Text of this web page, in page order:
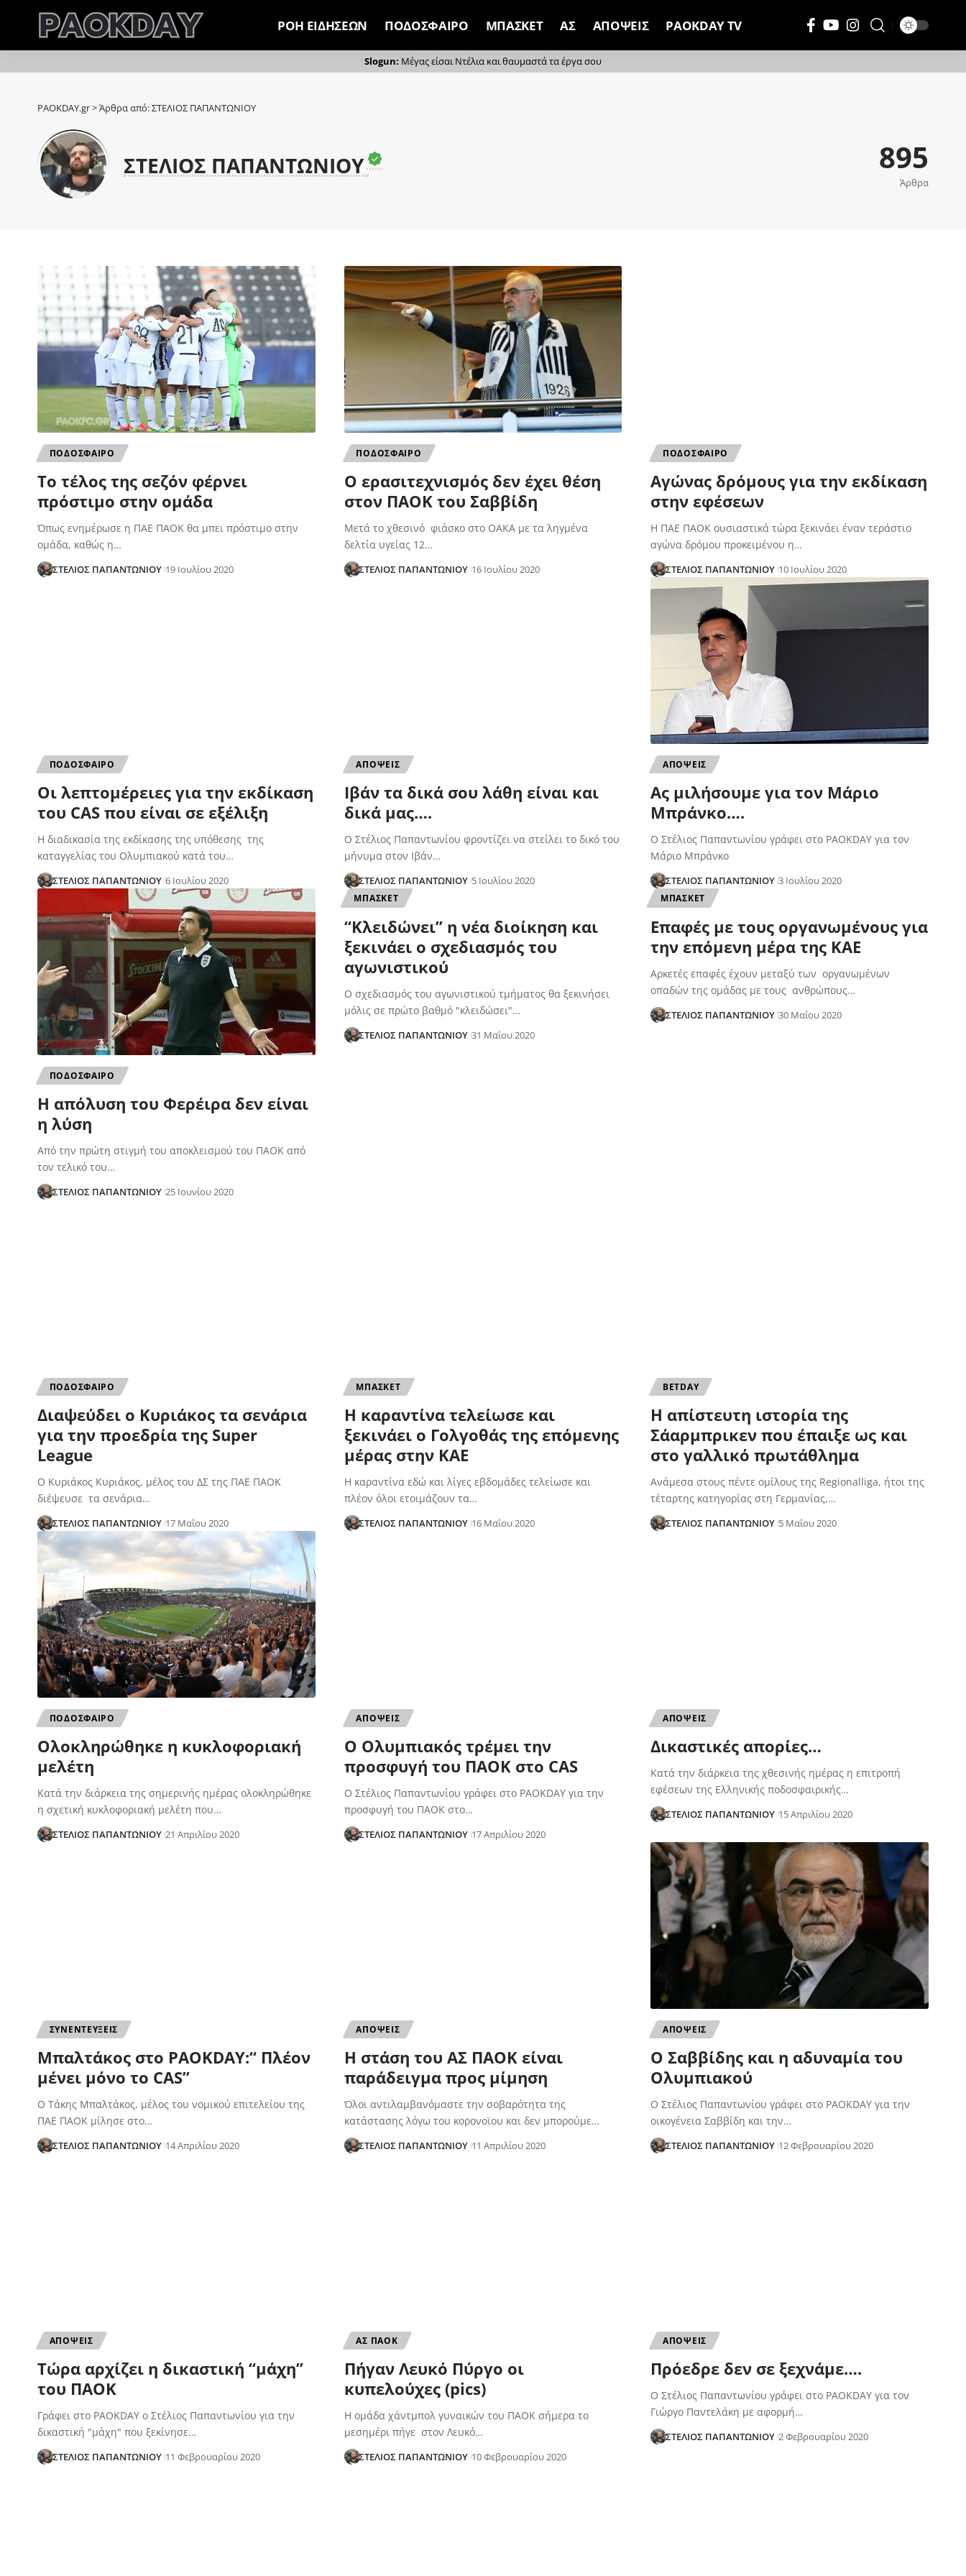
ΡΟΗ ΕΙΔΗΣΕΩΝ ΠΟΔΟΣΦΑΙΡΟ ΜΠΑΣΚΕΤ ΑΣ ΑΠΟΨΕΙΣ PAOKDAY TV
Μέγας είσαι Ντέλια και θαυμαστά τα έργα σου
PAOKDAY.gr>Άρθρα από: ΣΤΕΛΙΟΣ ΠΑΠΑΝΤΩΝΙΟΥ
ΣΤΕΛΙΟΣ ΠΑΠΑΝΤΩΝΙΟΥ 895
Άρθρα
ΠΟΔΟΣΦΑΙΡΟ
To τέλος της σεζόν φέρνει
πρόστιμο στην ομάδα
Όπως ενημέρωσε η ΠΑΕ ΠΑΟΚ θα μπει πρόστιμο στην
ομάδα, καθώς η…
ΣΤΕΛΙΟΣ ΠΑΠΑΝΤΩΝΙΟΥ 19 Ιουλίου 2020
ΠΟΔΟΣΦΑΙΡΟ
Ο ερασιτεχνισμός δεν έχει θέση
στον ΠΑΟΚ του Σαββίδη
Μετά το χθεσινό φιάσκο στο ΟΑΚΑ με τα ληγμένα
δελτία υγείας 12…
ΣΤΕΛΙΟΣ ΠΑΠΑΝΤΩΝΙΟΥ 16 Ιουλίου 2020
ΠΟΔΟΣΦΑΙΡΟ
Αγώνας δρόμους για την εκδίκαση
στην εφέσεων
Η ΠΑΕ ΠΑΟΚ ουσιαστικά τώρα ξεκινάει έναν τεράστιο
αγώνα δρόμου προκειμένου η…
ΣΤΕΛΙΟΣ ΠΑΠΑΝΤΩΝΙΟΥ 10 Ιουλίου 2020
ΠΟΔΟΣΦΑΙΡΟ
Οι λεπτομέρειες για την εκδίκαση
του CAS που είναι σε εξέλιξη
Η διαδικασία της εκδίκασης της υπόθεσης της
καταγγελίας του Ολυμπιακού κατά του…
ΣΤΕΛΙΟΣ ΠΑΠΑΝΤΩΝΙΟΥ 6 Ιουλίου 2020
ΑΠΟΨΕΙΣ
Ιβάν τα δικά σου λάθη είναι και
δικά μας….
O Στέλιος Παπαντωνίου φροντίζει να στείλει το δικό του
μήνυμα στον Ιβάν…
ΣΤΕΛΙΟΣ ΠΑΠΑΝΤΩΝΙΟΥ 5 Ιουλίου 2020
ΑΠΟΨΕΙΣ
Ας μιλήσουμε για τον Μάριο
Μπράνκο….
Ο Στέλιος Παπαντωνίου γράφει στο PAOKDAY για τον
Μάριο Μπράνκο
ΣΤΕΛΙΟΣ ΠΑΠΑΝΤΩΝΙΟΥ 3 Ιουλίου 2020
ΠΟΔΟΣΦΑΙΡΟ
Η απόλυση του Φερέιρα δεν είναι
η λύση
Aπό την πρώτη στιγμή του αποκλεισμού του ΠΑΟΚ από
τον τελικό του…
ΣΤΕΛΙΟΣ ΠΑΠΑΝΤΩΝΙΟΥ 25 Ιουνίου 2020
ΜΠΑΣΚΕΤ
“Κλειδώνει” η νέα διοίκηση και
ξεκινάει ο σχεδιασμός του
αγωνιστικού
Ο σχεδιασμός του αγωνιστικού τμήματος θα ξεκινήσει
μόλις σε πρώτο βαθμό "κλειδώσει"…
ΣΤΕΛΙΟΣ ΠΑΠΑΝΤΩΝΙΟΥ 31 Μαΐου 2020
ΜΠΑΣΚΕΤ
Επαφές με τους οργανωμένους για
την επόμενη μέρα της ΚΑΕ
Αρκετές επαφές έχουν μεταξύ των οργανωμένων
οπαδών της ομάδας με τους ανθρώπους…
ΣΤΕΛΙΟΣ ΠΑΠΑΝΤΩΝΙΟΥ 30 Μαΐου 2020
ΠΟΔΟΣΦΑΙΡΟ
Διαψεύδει ο Κυριάκος τα σενάρια
για την προεδρία της Super
League
Ο Κυριάκος Κυριάκος, μέλος του ΔΣ της ΠΑΕ ΠΑΟΚ
διέψευσε τα σενάρια…
ΣΤΕΛΙΟΣ ΠΑΠΑΝΤΩΝΙΟΥ 17 Μαΐου 2020
ΜΠΑΣΚΕΤ
Η καραντίνα τελείωσε και
ξεκινάει ο Γολγοθάς της επόμενης
μέρας στην ΚΑΕ
Η καραντίνα εδώ και λίγες εβδομάδες τελείωσε και
πλέον όλοι ετοιμάζουν τα…
ΣΤΕΛΙΟΣ ΠΑΠΑΝΤΩΝΙΟΥ 16 Μαΐου 2020
ΒETDAY
Η απίστευτη ιστορία της
Σάαρμπρικεν που έπαιξε ως και
στο γαλλικό πρωτάθλημα
Ανάμεσα στους πέντε ομίλους της Regionalliga, ήτοι της
τέταρτης κατηγορίας στη Γερμανίας,…
ΣΤΕΛΙΟΣ ΠΑΠΑΝΤΩΝΙΟΥ 5 Μαΐου 2020
ΠΟΔΟΣΦΑΙΡΟ
Ολοκληρώθηκε η κυκλοφοριακή
μελέτη
Κατά την διάρκεια της σημερινής ημέρας ολοκληρώθηκε
η σχετική κυκλοφοριακή μελέτη που…
ΣΤΕΛΙΟΣ ΠΑΠΑΝΤΩΝΙΟΥ 21 Απριλίου 2020
ΑΠΟΨΕΙΣ
Ο Ολυμπιακός τρέμει την
προσφυγή του ΠΑΟΚ στο CAS
Ο Στέλιος Παπαντωνίου γράφει στο PAOKDAY για την
προσφυγή του ΠΑΟΚ στο…
ΣΤΕΛΙΟΣ ΠΑΠΑΝΤΩΝΙΟΥ 17 Απριλίου 2020
ΑΠΟΨΕΙΣ
Δικαστικές απορίες…
Κατά την διάρκεια της χθεσινής ημέρας η επιτροπή
εφέσεων της Ελληνικής ποδοσφαιρικής…
ΣΤΕΛΙΟΣ ΠΑΠΑΝΤΩΝΙΟΥ 15 Απριλίου 2020
ΣΥΝΕΝΤΕΥΞΕΙΣ
Μπαλτάκος στο PAOKDAY:“ Πλέον
μένει μόνο το CAS”
Ο Τάκης Μπαλτάκος, μέλος του νομικού επιτελείου της
ΠΑΕ ΠΑΟΚ μίλησε στο…
ΣΤΕΛΙΟΣ ΠΑΠΑΝΤΩΝΙΟΥ 14 Απριλίου 2020
ΑΠΟΨΕΙΣ
Η στάση του ΑΣ ΠΑΟΚ είναι
παράδειγμα προς μίμηση
Όλοι αντιλαμβανόμαστε την σοβαρότητα της
κατάστασης λόγω του κορονοϊου και δεν μπορούμε…
ΣΤΕΛΙΟΣ ΠΑΠΑΝΤΩΝΙΟΥ 11 Απριλίου 2020
ΑΠΟΨΕΙΣ
Ο Σαββίδης και η αδυναμία του
Ολυμπιακού
Ο Στέλιος Παπαντωνίου γράφει στο PAOKDAY για την
οικογένεια Σαββίδη και την…
ΣΤΕΛΙΟΣ ΠΑΠΑΝΤΩΝΙΟΥ 12 Φεβρουαρίου 2020
ΑΠΟΨΕΙΣ
Τώρα αρχίζει η δικαστική “μάχη”
του ΠΑΟΚ
Γράφει στο PAOKDAY ο Στέλιος Παπαντωνίου για την
δικαστική "μάχη" που ξεκίνησε…
ΣΤΕΛΙΟΣ ΠΑΠΑΝΤΩΝΙΟΥ 11 Φεβρουαρίου 2020
ΑΣ ΠΑΟΚ
Πήγαν Λευκό Πύργο οι
κυπελούχες (pics)
H oμάδα χάντμπολ γυναικών του ΠΑΟΚ σήμερα το
μεσημέρι πήγε στον Λευκό…
ΣΤΕΛΙΟΣ ΠΑΠΑΝΤΩΝΙΟΥ 10 Φεβρουαρίου 2020
ΑΠΟΨΕΙΣ
Πρόεδρε δεν σε ξεχνάμε….
Ο Στέλιος Παπαντωνίου γράφει στο PAOKDAY για τον
Γιώργο Παντελάκη με αφορμή…
ΣΤΕΛΙΟΣ ΠΑΠΑΝΤΩΝΙΟΥ 2 Φεβρουαρίου 2020